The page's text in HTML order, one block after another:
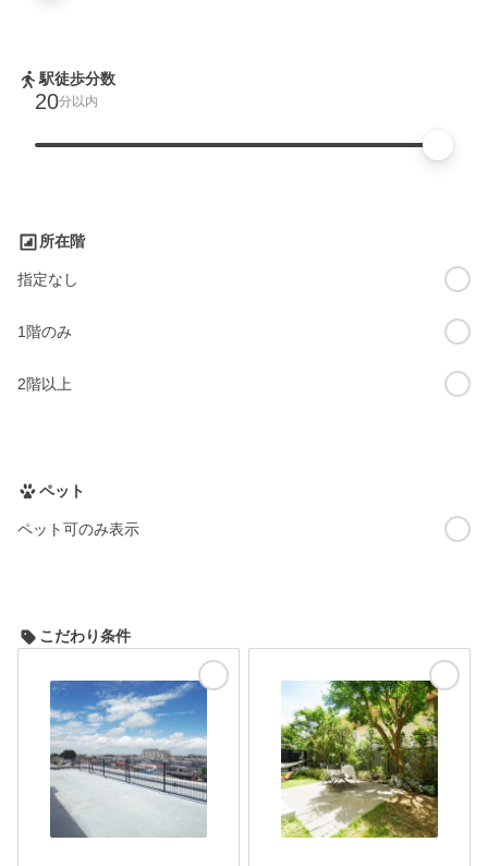
駅徒歩分数
20分以内
所在階
指定なし
1階のみ
2階以上
ペット
ペット可のみ表示
こだわり条件